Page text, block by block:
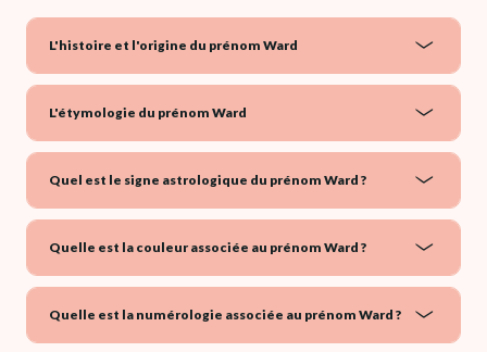
L'histoire et l'origine du prénom Ward
L'étymologie du prénom Ward
Quel est le signe astrologique du prénom Ward ?
Quelle est la couleur associée au prénom Ward ?
Quelle est la numérologie associée au prénom Ward ?